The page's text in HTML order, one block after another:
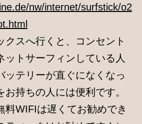
nw/internet/surfstick/o2
クスへ行くと、コンセント
ットサーフィンしている人
ッテリーが直ぐになくなっ
持ちの人には便利です。
料WIFIは遅くてお勧めでき